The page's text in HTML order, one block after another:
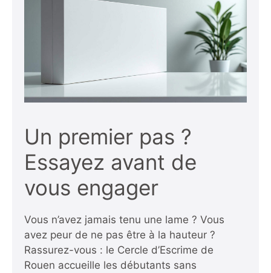
Un premier pas ?
Essayez avant de
vous engager
Vous n’avez jamais tenu une lame ? Vous
avez peur de ne pas être à la hauteur ?
Rassurez-vous : le Cercle d’Escrime de
Rouen accueille les débutants sans